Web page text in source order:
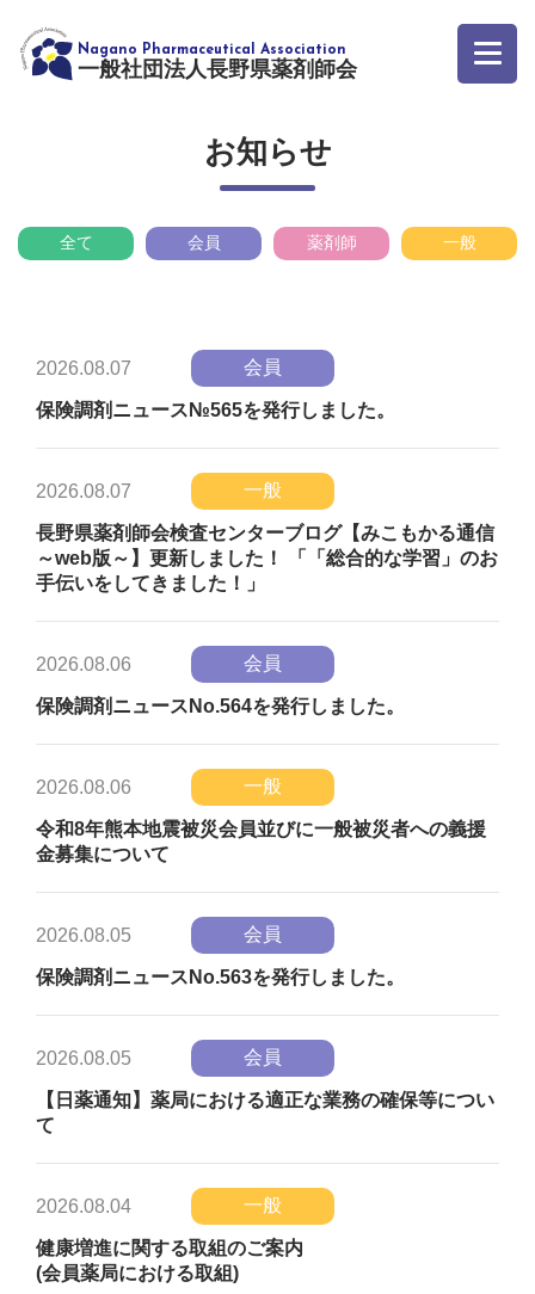
一般社団法人長野県薬剤師会
お知らせ
全て 会員 薬剤師 一般
2026.08.07 会員
保険調剤ニュース№565を発行しました。
2026.08.07 一般
長野県薬剤師会検査センターブログ【みこもかる通信
～web版～】更新しました！ 「「総合的な学習」のお
手伝いをしてきました！」
2026.08.06 会員
保険調剤ニュースNo.564を発行しました。
2026.08.06 一般
令和8年熊本地震被災会員並びに一般被災者への義援
金募集について
2026.08.05 会員
保険調剤ニュースNo.563を発行しました。
2026.08.05 会員
【日薬通知】薬局における適正な業務の確保等につい
て
2026.08.04 一般
健康増進に関する取組のご案内
(会員薬局における取組)